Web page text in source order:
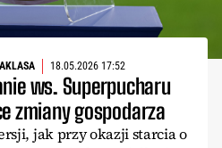
18.05.2026 17:52
ws. Superpucharu
zmiany gospodarza
jak przy okazji starcia o